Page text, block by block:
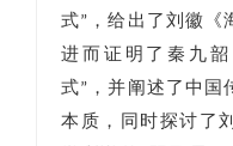
式”，给出了刘徽《
进而证明了秦九
式”，并阐述了中国
本质，同时探讨了